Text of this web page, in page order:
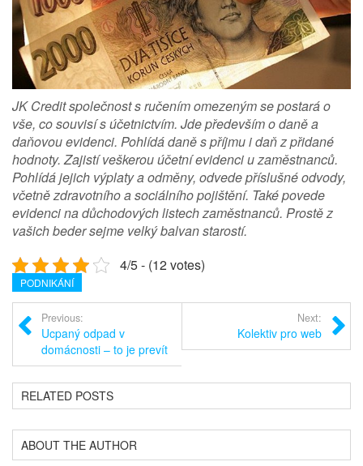
JK Credit společnost s ručením omezeným se postará o
vše, co souvisí s účetnictvím. Jde především o daně a
daňovou evidenci. Pohlídá daně s příjmu i daň z přidané
hodnoty. Zajistí veškerou účetní evidenci u zaměstnanců.
Pohlídá jejich výplaty a odměny, odvede příslušné odvody,
včetně zdravotního a sociálního pojištění. Také povede
evidenci na důchodových listech zaměstnanců. Prostě z
vašich beder sejme velký balvan starostí.
4/5 - (12 votes)
PODNIKÁNÍ
Previous:
Ucpaný odpad v
domácnosti – to je prevít
Next:
Kolektiv pro web
RELATED POSTS
ABOUT THE AUTHOR